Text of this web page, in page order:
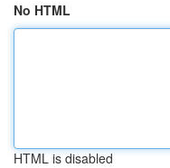
No HTML
HTML is disabled